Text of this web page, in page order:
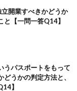
立開業すべきかどうか
【一問一答Q14】
うパスポートをもって
うかの判定方法と、
】